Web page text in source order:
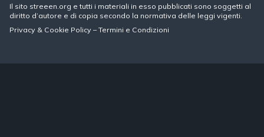
Il sito streeen.org e tutti i materiali in esso pubblicati sono soggetti al
diritto d’autore e di copia secondo la normativa delle leggi vigenti.
Privacy & Cookie Policy –Termini e Condizioni